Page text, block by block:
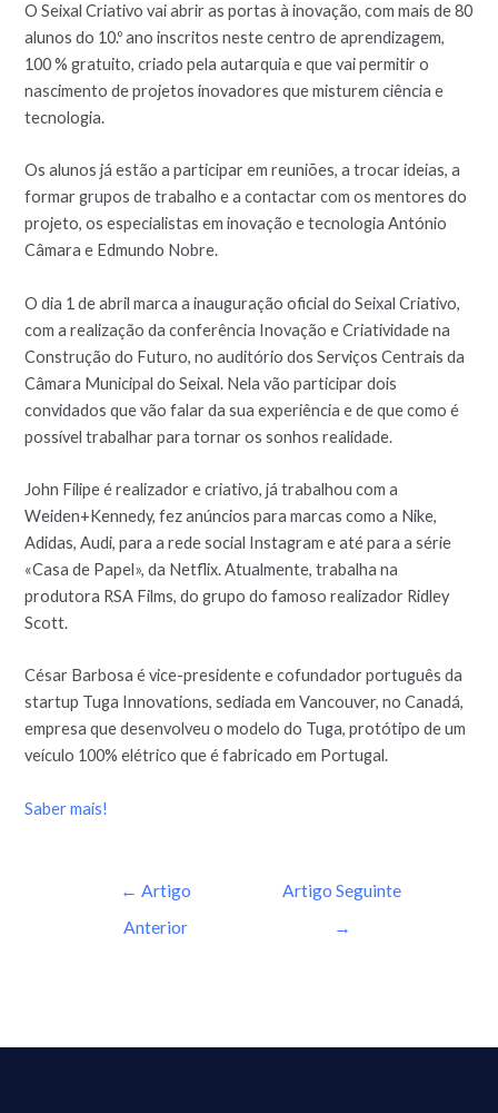
O Seixal Criativo vai abrir as portas à inovação, com mais de 80
alunos do 10.º ano inscritos neste centro de aprendizagem,
100 % gratuito, criado pela autarquia e que vai permitir o
nascimento de projetos inovadores que misturem ciência e
tecnologia.
Os alunos já estão a participar em reuniões, a trocar ideias, a
formar grupos de trabalho e a contactar com os mentores do
projeto, os especialistas em inovação e tecnologia António
Câmara e Edmundo Nobre.
O dia 1 de abril marca a inauguração oficial do Seixal Criativo,
com a realização da conferência Inovação e Criatividade na
Construção do Futuro, no auditório dos Serviços Centrais da
Câmara Municipal do Seixal. Nela vão participar dois
convidados que vão falar da sua experiência e de que como é
possível trabalhar para tornar os sonhos realidade.
John Filipe é realizador e criativo, já trabalhou com a
Weiden+Kennedy, fez anúncios para marcas como a Nike,
Adidas, Audi, para a rede social Instagram e até para a série
«Casa de Papel», da Netflix. Atualmente, trabalha na
produtora RSA Films, do grupo do famoso realizador Ridley
Scott.
César Barbosa é vice-presidente e cofundador português da
startup Tuga Innovations, sediada em Vancouver, no Canadá,
empresa que desenvolveu o modelo do Tuga, protótipo de um
veículo 100% elétrico que é fabricado em Portugal.
Saber mais!
← Artigo
Anterior
Artigo Seguinte
→